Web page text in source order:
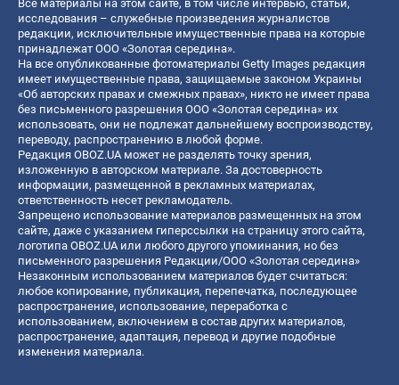
Все материалы на этом сайте, в том числе интервью, статьи,
исследования – служебные произведения журналистов
редакции, исключительные имущественные права на которые
принадлежат ООО «Золотая середина».
На все опубликованные фотоматериалы Getty Images редакция
имеет имущественные права, защищаемые законом Украины
«Об авторских правах и смежных правах», никто не имеет права
без письменного разрешения ООО «Золотая середина» их
использовать, они не подлежат дальнейшему воспроизводству,
переводу, распространению в любой форме.
Редакция OBOZ.UA может не разделять точку зрения,
изложенную в авторском материале. За достоверность
информации, размещенной в рекламных материалах,
ответственность несет рекламодатель.
Запрещено использование материалов размещенных на этом
сайте, даже с указанием гиперссылки на страницу этого сайта,
логотипа OBOZ.UA или любого другого упоминания, но без
письменного разрешения Редакции/ООО «Золотая середина»
Незаконным использованием материалов будет считаться:
любое копирование, публикация, перепечатка, последующее
распространение, использование, переработка с
использованием, включением в состав других материалов,
распространение, адаптация, перевод и другие подобные
изменения материала.